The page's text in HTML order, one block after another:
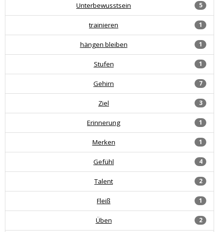
5
Unterbewusstsein
1
trainieren
1
hängen bleiben
1
Stufen
7
Gehirn
3
Ziel
1
Erinnerung
1
Merken
4
Gefühl
2
Talent
1
Fleiß
2
Üben